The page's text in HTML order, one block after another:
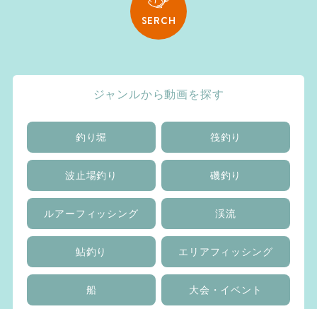
SERCH
ジャンルから動画を探す
釣り堀 筏釣り
波止場釣り 磯釣り
ルアーフィッシング 渓流
鮎釣り エリアフィッシング
船 大会・イベント